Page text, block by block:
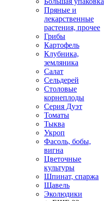
Пряные и
лекарственные
растения, прочее
Грибы
Картофель
Клубника,
земляника
Салат
Сельдерей
Столовые
корнеплоды
Серия Дуэт
Томаты
Тыква
Укроп
Фасоль, бобы,
вигна
Цветочные
культуры
Шпинат, спаржа
Щавель
Эколюдики